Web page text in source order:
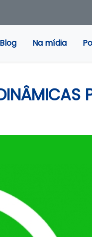
Blog Na mídia